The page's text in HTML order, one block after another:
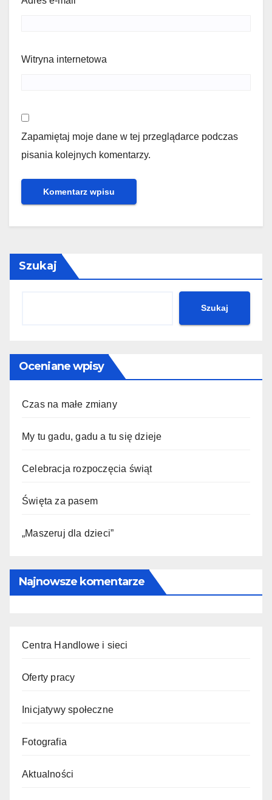
Witryna internetowa
Zapamiętaj moje dane w tej przeglądarce podczas
pisania kolejnych komentarzy.
Szukaj
Szukaj
Oceniane wpisy
Czas na małe zmiany
My tu gadu, gadu a tu się dzieje
Celebracja rozpoczęcia świąt
Święta za pasem
„Maszeruj dla dzieci”
Najnowsze komentarze
Centra Handlowe i sieci
Oferty pracy
Inicjatywy społeczne
Fotografia
Aktualności